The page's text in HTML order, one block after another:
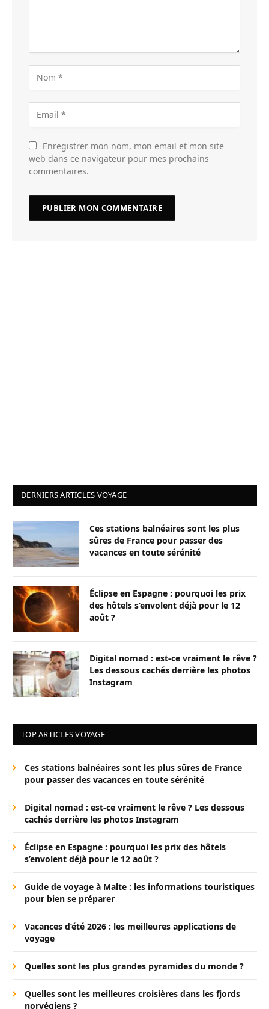
Enregistrer mon nom, mon email et mon site
web dans ce navigateur pour mes prochains
commentaires.
DERNIERS ARTICLES VOYAGE
Ces stations balnéaires sont les plus
sûres de France pour passer des
vacances en toute sérénité
Éclipse en Espagne : pourquoi les prix
des hôtels s’envolent déjà pour le 12
août ?
Digital nomad : est-ce vraiment le rêve ?
Les dessous cachés derrière les photos
Instagram
TOP ARTICLES VOYAGE
Ces stations balnéaires sont les plus sûres de France
pour passer des vacances en toute sérénité
Digital nomad : est-ce vraiment le rêve ? Les dessous
cachés derrière les photos Instagram
Éclipse en Espagne : pourquoi les prix des hôtels
s’envolent déjà pour le 12 août ?
Guide de voyage à Malte : les informations touristiques
pour bien se préparer
Vacances d’été 2026 : les meilleures applications de
voyage
Quelles sont les plus grandes pyramides du monde ?
Quelles sont les meilleures croisières dans les fjords
norvégiens ?